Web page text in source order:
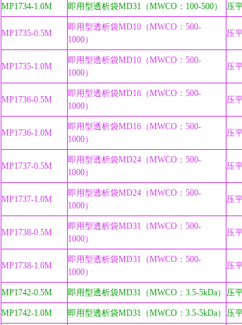
MP1734-1.0M 即用型透析袋MD31（MWCO：100-500） 压
MP1735-0.5M
即用型透析袋MD10（MWCO：500-
1000）
压
MP1735-1.0M
即用型透析袋MD10（MWCO：500-
1000）
压
MP1736-0.5M
即用型透析袋MD16（MWCO：500-
1000）
压
MP1736-1.0M
即用型透析袋MD16（MWCO：500-
1000）
压
MP1737-0.5M
即用型透析袋MD24（MWCO：500-
1000）
压
MP1737-1.0M
即用型透析袋MD24（MWCO：500-
1000）
压
MP1738-0.5M
即用型透析袋MD31（MWCO：500-
1000）
压
MP1738-1.0M
即用型透析袋MD31（MWCO：500-
1000）
压
MP1742-0.5M 即用型透析袋MD31（MWCO：3.5-5kDa） 压
MP1742-1.0M 即用型透析袋MD31（MWCO：3.5-5kDa） 压